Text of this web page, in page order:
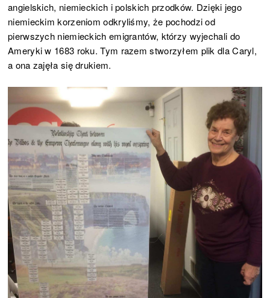
angielskich, niemieckich i polskich przodków. Dzięki jego
niemieckim korzeniom odkryliśmy, że pochodzi od
pierwszych niemieckich emigrantów, którzy wyjechali do
Ameryki w 1683 roku. Tym razem stworzyłem plik dla Caryl,
a ona zajęła się drukiem.